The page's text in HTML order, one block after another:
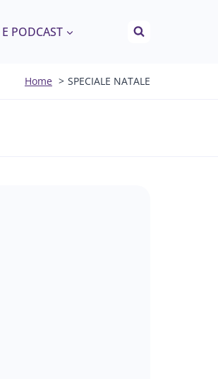
PODCAST
Home SPECIALE NATALE